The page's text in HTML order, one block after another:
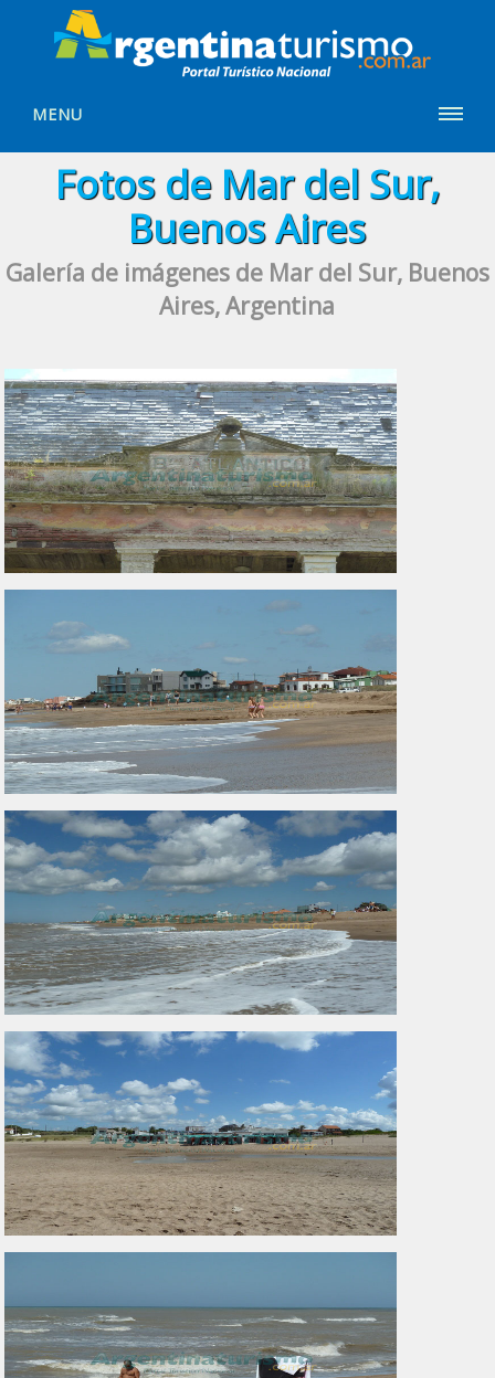
MENU
Fotos de Mar del Sur,
Buenos Aires
Galería de imágenes de Mar del Sur, Buenos
Aires, Argentina